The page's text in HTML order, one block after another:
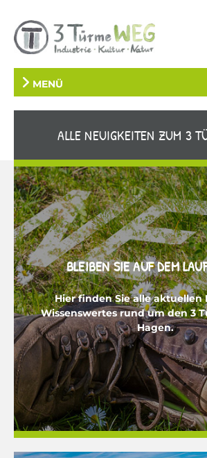
MENÜ
ALLE NEUIGKEITEN ZUM 3
BLEIBEN SIE AUF DEM
Hier finden Sie alle aktuellen
Wissenswertes rund um den 3
Hagen.